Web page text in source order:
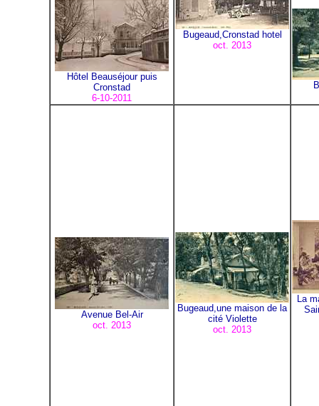
Hôtel Beauséjour puis
Cronstad
6-10-2011
Bugeaud,Cronstad hotel
oct. 2013
Avenue Bel-Air
oct. 2013
Bugeaud,une maison de la
cité Violette
oct. 2013
La